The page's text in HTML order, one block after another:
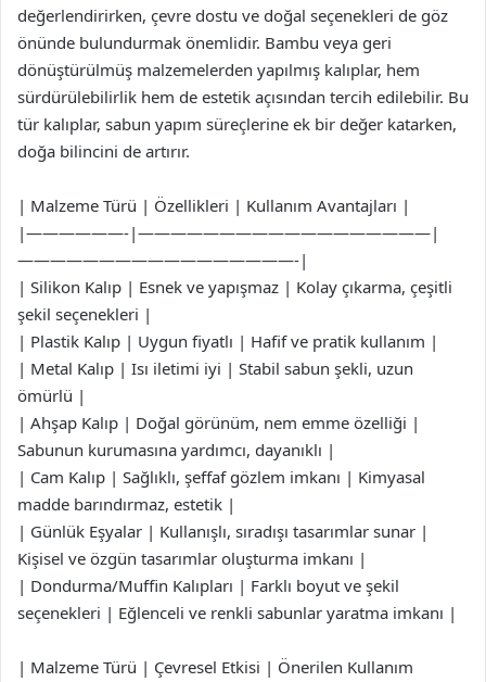
değerlendirirken, çevre dostu ve doğal seçenekleri de göz
önünde bulundurmak önemlidir. Bambu veya geri
dönüştürülmüş malzemelerden yapılmış kalıplar, hem
sürdürülebilirlik hem de estetik açısından tercih edilebilir. Bu
tür kalıplar, sabun yapım süreçlerine ek bir değer katarken,
doğa bilincini de artırır.
| Malzeme Türü | Özellikleri | Kullanım Avantajları |
|——————-|——————————————————|
—————————————————-|
| Silikon Kalıp | Esnek ve yapışmaz | Kolay çıkarma, çeşitli
şekil seçenekleri |
| Plastik Kalıp | Uygun fiyatlı | Hafif ve pratik kullanım |
| Metal Kalıp | Isı iletimi iyi | Stabil sabun şekli, uzun
ömürlü |
| Ahşap Kalıp | Doğal görünüm, nem emme özelliği |
Sabunun kurumasına yardımcı, dayanıklı |
| Cam Kalıp | Sağlıklı, şeffaf gözlem imkanı | Kimyasal
madde barındırmaz, estetik |
| Günlük Eşyalar | Kullanışlı, sıradışı tasarımlar sunar |
Kişisel ve özgün tasarımlar oluşturma imkanı |
| Dondurma/Muffin Kalıpları | Farklı boyut ve şekil
seçenekleri | Eğlenceli ve renkli sabunlar yaratma imkanı |
| Malzeme Türü | Çevresel Etkisi | Önerilen Kullanım